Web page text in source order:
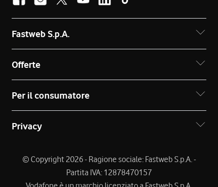
Fastweb S.p.A.
Offerte
Per il consumatore
Privacy
© Copyright 2026 - Ragione sociale: Fastweb S.p.A. -
Partita IVA: 12878470157